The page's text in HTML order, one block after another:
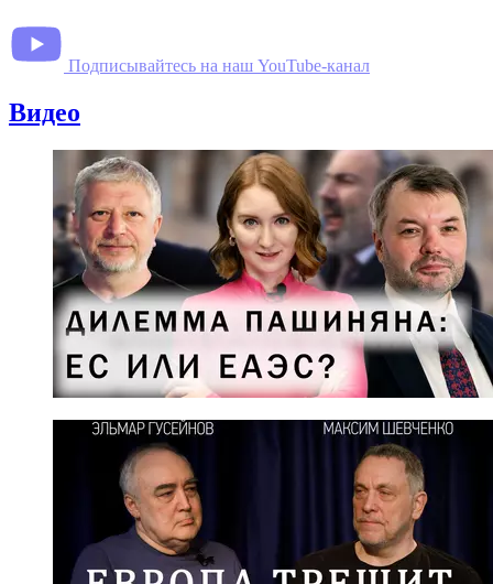
Подписывайтесь на наш YouTube-канал
Видео